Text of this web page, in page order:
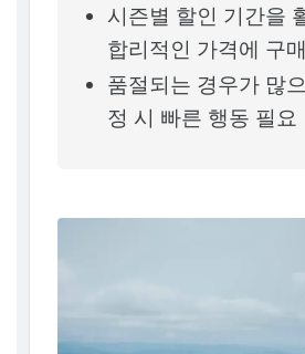
시즌별 할인 기간을
합리적인 가격에 구
품절되는 경우가 많
정 시 빠른 행동 필요